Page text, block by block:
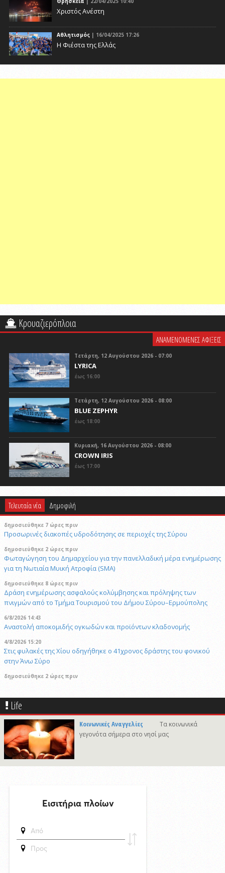
Χριστός Ανέστη
Αθλητισμός | 16/04/2025 17:26
Η Φιέστα της Ελλάς
Κρουαζιερόπλοια
ΑΝΑΜΕΝΟΜΕΝΕΣ ΑΦΙΞΕΙΣ
Τετάρτη, 12 Αυγούστου 2026 - 07:00
LYRICA
έως 16:00
Τετάρτη, 12 Αυγούστου 2026 - 08:00
BLUE ZEPHYR
έως 18:00
Κυριακή, 16 Αυγούστου 2026 - 08:00
CROWN IRIS
έως 17:00
Τελευταία νέα Δημοφιλή
δημοσιεύθηκε 7 ώρες πριν
Προσωρινές διακοπές υδροδότησης σε περιοχές της Σύρου
δημοσιεύθηκε 2 ώρες πριν
Φωταγώγηση του Δημαρχείου για την πανελλαδική μέρα ενημέρωσης
για τη Νωτιαία Μυική Ατροφία (SMA)
δημοσιεύθηκε 8 ώρες πριν
Δράση ενημέρωσης ασφαλούς κολύμβησης και πρόληψης των
πνιγμών από το Τμήμα Τουρισμού του Δήμου Σύρου–Ερμούπολης
6/8/2026 14:43
Αναστολή αποκομιδής ογκωδών και προϊόντων κλαδονομής
4/8/2026 15:20
Στις φυλακές της Χίου οδηγήθηκε ο 41χρονος δράστης του φονικού
στην Άνω Σύρο
δημοσιεύθηκε 2 ώρες πριν
δημοσιεύθηκε 2 ώρες πριν
Το Μικροβιολογικό ιατρείο του Αντωνίου Τσιαμπούρη θα είναι
κλειστό από την Δευτέρα 10/8 έως και την Δευτέρα 17/8
δημοσιεύθηκε 24 ώρες πριν
Η εορτή της Μεταμορφώσεως του Σωτήρος στην Ερμούπολη
δημοσιεύθηκε 19 ώρες πριν
Life
Κοινωνικές Αναγγελίες
Τα κοινωνικά
γεγονότα σήμερα στο νησί μας